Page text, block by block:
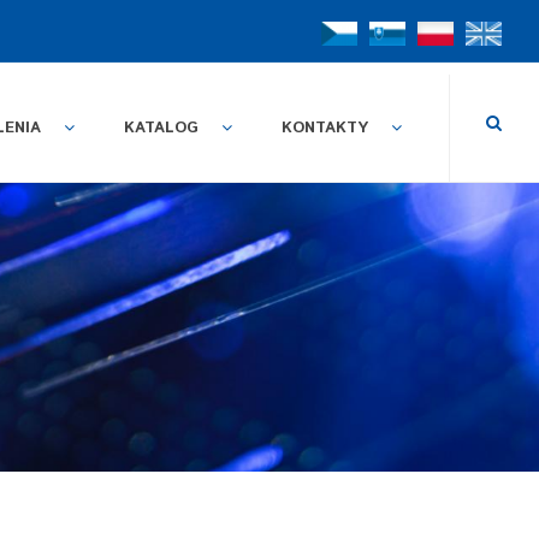
KATALOG KONTAKTY